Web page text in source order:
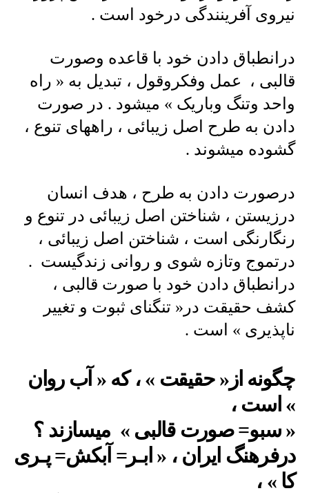
نیروی آفرینندگی درخود است .
درانطباق دادن خود با قاعده وصورت
قالبی ، عمل وفکروقول ، تبدیل به « راه
واحد وتنگ وباریک » میشود . در صورت
دادن به طرح اصل زیبائی ، راههای تنوع ،
گشوده میشوند .
درصورت دادن به طرح ، هدف انسان
درزیستن ، شناختن اصل زیبائی در تنوع و
رنگارنگی است ، شناختن اصل زیبائی ،
درتموج وتازه شوی و روانی زندگیست .
درانطباق دادن خود با صورت قالبی ،
کشف حقیقت در« تنگنای ثبوت و تغییر
ناپذیری » است .
چگونه از« حقیقت » ، که « آب روان
» است ،
« سبو= صورت قالبی » میسازند ؟
درفرهنگ ایران ، « ابـر= آبکش= پـری
کا » ،